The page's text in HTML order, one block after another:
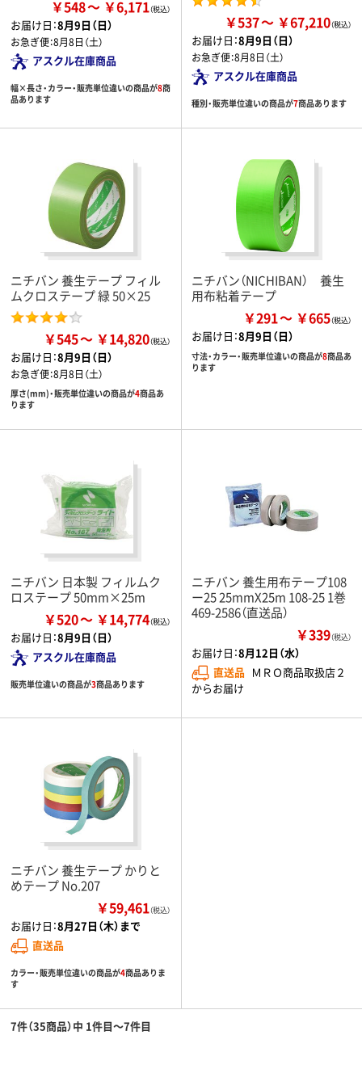
￥548 ￥6,171
お届け日：8月9日（日）
お急ぎ便：8月8日（土）
アスクル在庫商品
幅×長さ・カラー・販売単位違いの商品が8商
品あります
￥537 ￥67,210
お届け日：8月9日（日）
お急ぎ便：8月8日（土）
アスクル在庫商品
種別・販売単位違いの商品が7商品あります
ニチバン 養生テープ フィル
ムクロステープ 緑 50×25
￥545 ￥14,820
お届け日：8月9日（日）
お急ぎ便：8月8日（土）
厚さ(mm)・販売単位違いの商品が4商品あ
ります
ニチバン（NICHIBAN） 養生
用布粘着テープ
￥291 ￥665
お届け日：8月9日（日）
寸法・カラー・販売単位違いの商品が8商品あ
ります
ニチバン 日本製 フィルムク
ロステープ 50mm×25m
￥520 ￥14,774
お届け日：8月9日（日）
アスクル在庫商品
販売単位違いの商品が3商品あります
ニチバン 養生用布テープ108
ー25 25mmX25m 108-25 1巻
469-2586（直送品）
￥339（税込）
お届け日：8月12日（水）
直送品 ＭＲＯ商品取扱店２
からお届け
ニチバン 養生テープ かりと
めテープ No.207
￥59,461（税込）
お届け日：8月27日（木）まで
直送品
カラー・販売単位違いの商品が4商品ありま
す
7件（35商品）中 1件目～7件目